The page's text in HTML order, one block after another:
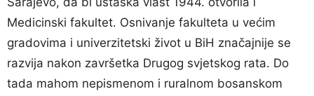
Medicinski fakultet. Osnivanje fakulteta u većim
gradovima i univerzitetski život u BiH značajnije se
razvija nakon završetka Drugog svjetskog rata. Do
tada mahom nepismenom i ruralnom bosanskom